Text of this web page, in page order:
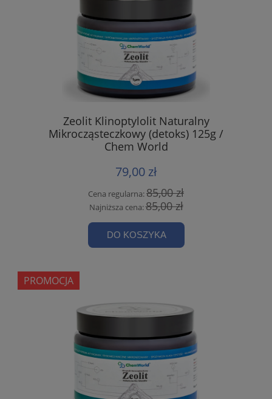
Zeolit Klinoptylolit Naturalny
Mikrocząsteczkowy (detoks) 125g /
Chem World
79,00 zł
Cena regularna:85,00 zł
Najniższa cena:85,00 zł
DO KOSZYKA
PROMOCJA